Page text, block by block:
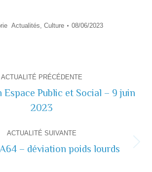
Actualités, Culture 08/06/2023
ACTUALITÉ PRÉCÉDENTE
précédente
Espace Public et Social – 9 juin
2023
ACTUALITÉ SUIVANTE
Actualité
– déviation poids lourds